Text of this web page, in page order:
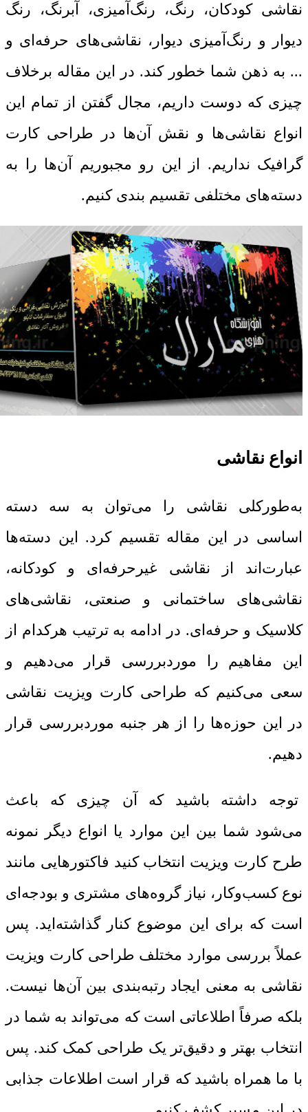
نقاشی کودکان، رنگ، رنگ‌آمیزی، آبرنگ، رنگ
دیوار و رنگ‌آمیزی دیوار، نقاشی‌های حرفه‌ای و
... به ذهن شما خطور کند. در این مقاله برخلاف
چیزی که دوست داریم، مجال گفتن از تمام این
انواع نقاشی‌ها و نقش آن‌ها در طراحی کارت
گرافیک نداریم. از این‌ رو مجبوریم آن‌ها را به
دسته‌های مختلفی تقسیم‌ بندی کنیم.
انواع نقاشی
به‌طورکلی نقاشی را می‌توان به سه دسته
اساسی در این مقاله تقسیم کرد. این دسته‌ها
عبارت‌اند از نقاشی غیرحرفه‌ای و کودکانه،
نقاشی‌های ساختمانی و صنعتی، نقاشی‌های
کلاسیک و حرفه‌ای. در ادامه به ترتیب هرکدام از
این مفاهیم را موردبررسی قرار می‌دهیم و
سعی می‌کنیم که طراحی کارت ویزیت نقاشی
در این حوزه‌ها را از هر جنبه موردبررسی قرار
دهیم.
توجه داشته باشید که آن چیزی که باعث
می‌شود شما بین این موارد یا انواع دیگر نمونه
طرح کارت ویزیت انتخاب کنید فاکتورهایی مانند
نوع کسب‌وکار، نیاز گروه‌های مشتری و بودجه‌ای
است که برای این موضوع کنار گذاشته‌اید. پس
عملاً بررسی موارد مختلف طراحی کارت ویزیت
نقاشی به معنی ایجاد رتبه‌بندی بین آن‌ها نیست.
بلکه صرفاً اطلاعاتی است که می‌تواند به شما در
انتخاب بهتر و دقیق‌تر یک طراحی کمک کند. پس
با ما همراه باشید که قرار است اطلاعات جذابی